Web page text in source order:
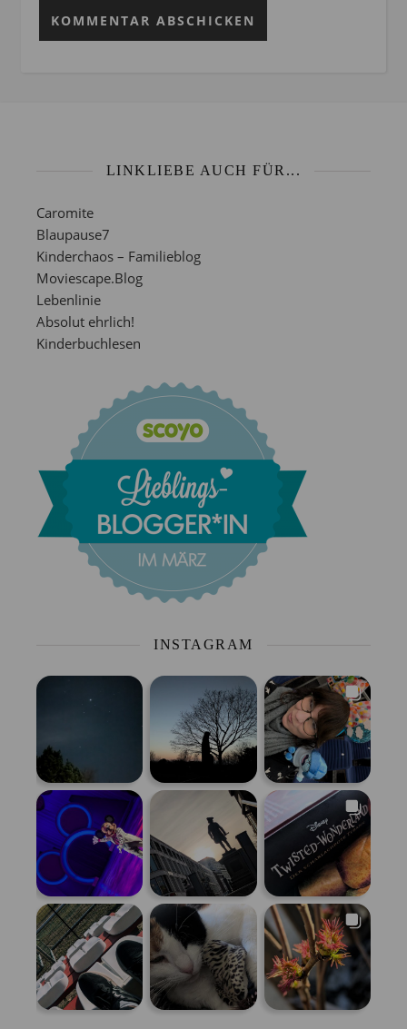
LINKLIEBE AUCH FÜR...
Caromite
Blaupause7
Kinderchaos – Familieblog
Moviescape.Blog
Lebenlinie
Absolut ehrlich!
Kinderbuchlesen
INSTAGRAM